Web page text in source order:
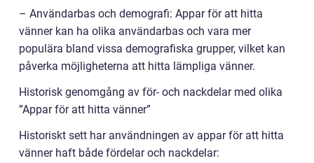
– Användarbas och demografi: Appar för att hitta
vänner kan ha olika användarbas och vara mer
populära bland vissa demografiska grupper, vilket kan
påverka möjligheterna att hitta lämpliga vänner.
Historisk genomgång av för- och nackdelar med olika
”Appar för att hitta vänner”
Historiskt sett har användningen av appar för att hitta
vänner haft både fördelar och nackdelar: